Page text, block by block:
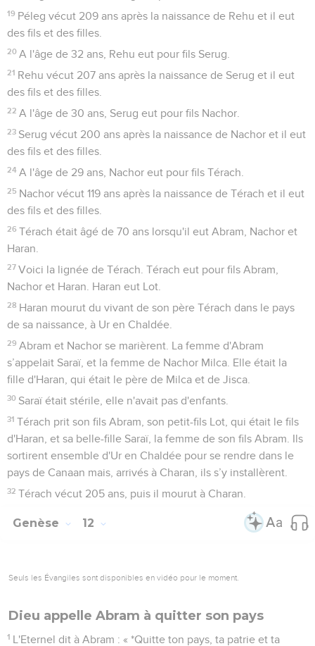
19 Péleg vécut 209 ans après la naissance de Rehu et il eut
des fils et des filles.
20 A l'âge de 32 ans, Rehu eut pour fils Serug.
21 Rehu vécut 207 ans après la naissance de Serug et il eut
des fils et des filles.
22 A l'âge de 30 ans, Serug eut pour fils Nachor.
23 Serug vécut 200 ans après la naissance de Nachor et il eut
des fils et des filles.
24 A l'âge de 29 ans, Nachor eut pour fils Térach.
25 Nachor vécut 119 ans après la naissance de Térach et il eut
des fils et des filles.
26 Térach était âgé de 70 ans lorsqu'il eut Abram, Nachor et
Haran.
27 Voici la lignée de Térach. Térach eut pour fils Abram,
Nachor et Haran. Haran eut Lot.
28 Haran mourut du vivant de son père Térach dans le pays
de sa naissance, à Ur en Chaldée.
29 Abram et Nachor se marièrent. La femme d'Abram
s’appelait Saraï, et la femme de Nachor Milca. Elle était la
fille d'Haran, qui était le père de Milca et de Jisca.
30 Saraï était stérile, elle n'avait pas d'enfants.
31 Térach prit son fils Abram, son petit-fils Lot, qui était le fils
d'Haran, et sa belle-fille Saraï, la femme de son fils Abram. Ils
sortirent ensemble d'Ur en Chaldée pour se rendre dans le
pays de Canaan mais, arrivés à Charan, ils s’y installèrent.
32 Térach vécut 205 ans, puis il mourut à Charan.
Genèse 12
Seuls les Évangiles sont disponibles en vidéo pour le moment.
Dieu appelle Abram à quitter son pays
1 L'Eternel dit à Abram : « *Quitte ton pays, ta patrie et ta